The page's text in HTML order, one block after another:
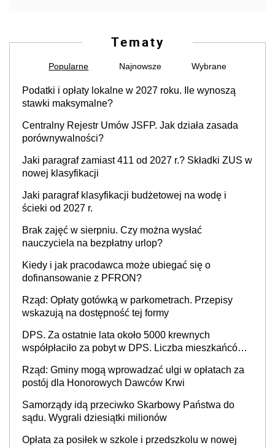
Tematy
Popularne Najnowsze Wybrane
Podatki i opłaty lokalne w 2027 roku. Ile wynoszą
stawki maksymalne?
Centralny Rejestr Umów JSFP. Jak działa zasada
porównywalności?
Jaki paragraf zamiast 411 od 2027 r.? Składki ZUS w
nowej klasyfikacji
Jaki paragraf klasyfikacji budżetowej na wodę i
ścieki od 2027 r.
Brak zajęć w sierpniu. Czy można wysłać
nauczyciela na bezpłatny urlop?
Kiedy i jak pracodawca może ubiegać się o
dofinansowanie z PFRON?
Rząd: Opłaty gotówką w parkometrach. Przepisy
wskazują na dostępność tej formy
DPS. Za ostatnie lata około 5000 krewnych
współpłaciło za pobyt w DPS. Liczba mieszkańców
Rząd: Gminy mogą wprowadzać ulgi w opłatach za
postój dla Honorowych Dawców Krwi
Samorządy idą przeciwko Skarbowy Państwa do
sądu. Wygrali dziesiątki milionów
Opłata za posiłek w szkole i przedszkolu w nowej